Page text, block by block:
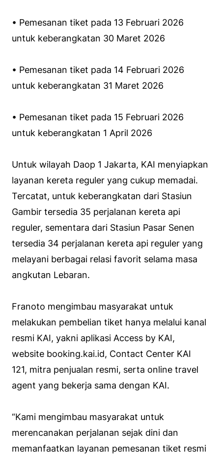
• Pemesanan tiket pada 13 Februari 2026
untuk keberangkatan 30 Maret 2026
• Pemesanan tiket pada 14 Februari 2026
untuk keberangkatan 31 Maret 2026
• Pemesanan tiket pada 15 Februari 2026
untuk keberangkatan 1 April 2026
Untuk wilayah Daop 1 Jakarta, KAI menyiapkan
layanan kereta reguler yang cukup memadai.
Tercatat, untuk keberangkatan dari Stasiun
Gambir tersedia 35 perjalanan kereta api
reguler, sementara dari Stasiun Pasar Senen
tersedia 34 perjalanan kereta api reguler yang
melayani berbagai relasi favorit selama masa
angkutan Lebaran.
Franoto mengimbau masyarakat untuk
melakukan pembelian tiket hanya melalui kanal
resmi KAI, yakni aplikasi Access by KAI,
website booking.kai.id, Contact Center KAI
121, mitra penjualan resmi, serta online travel
agent yang bekerja sama dengan KAI.
“Kami mengimbau masyarakat untuk
merencanakan perjalanan sejak dini dan
memanfaatkan layanan pemesanan tiket resmi